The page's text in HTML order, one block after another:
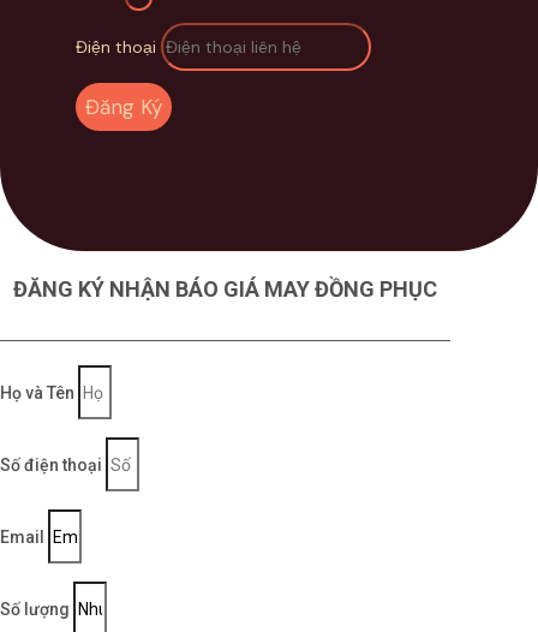
Điện thoại
Đăng Ký
ĐĂNG KÝ NHẬN BÁO GIÁ MAY ĐỒNG PHỤC
Họ và Tên
Số điện thoại
Email
Số lượng